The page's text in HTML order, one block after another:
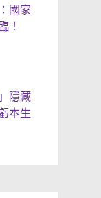
國家
！
隱藏
本生